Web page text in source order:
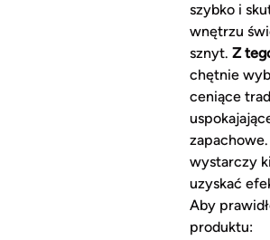
szybko i
wnętrzu
sznyt. Z
chętnie
ceniące
wystarczy
uzyskać
Aby
produktu: